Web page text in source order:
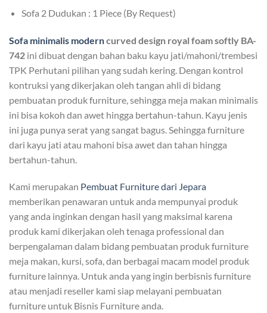
Sofa 2 Dudukan : 1 Piece (By Request)
Sofa minimalis moderncurved design royal foam softly BA-
742 ini dibuat dengan bahan baku kayu jati/mahoni/trembesi
TPK Perhutani pilihan yang sudah kering. Dengan kontrol
kontruksi yang dikerjakan oleh tangan ahli di bidang
pembuatan produk furniture, sehingga meja makan minimalis
ini bisa kokoh dan awet hingga bertahun-tahun. Kayu jenis
ini juga punya serat yang sangat bagus. Sehingga furniture
dari kayu jati atau mahoni bisa awet dan tahan hingga
bertahun-tahun.
Kami merupakan Pembuat Furniture dari Jepara
memberikan penawaran untuk anda mempunyai produk
yang anda inginkan dengan hasil yang maksimal karena
produk kami dikerjakan oleh tenaga professional dan
berpengalaman dalam bidang pembuatan produk furniture
meja makan, kursi, sofa, dan berbagai macam model produk
furniture lainnya. Untuk anda yang ingin berbisnis furniture
atau menjadi reseller kami siap melayani pembuatan
furniture untuk Bisnis Furniture anda.